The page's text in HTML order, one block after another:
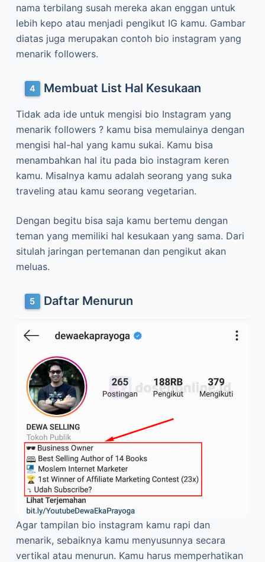
nama terbilang susah mereka akan enggan untuk
lebih kepo atau menjadi pengikut IG kamu. Gambar
diatas juga merupakan contoh bio instagram yang
menarik followers.
Membuat List Hal Kesukaan
Tidak ada ide untuk mengisi bio Instagram yang
menarik followers ? kamu bisa memulainya dengan
mengisi hal-hal yang kamu sukai. Kamu bisa
menambahkan hal itu pada bio instagram keren
kamu. Misalnya kamu adalah seorang yang suka
traveling atau kamu seorang vegetarian.
Dengan begitu bisa saja kamu bertemu dengan
teman yang memiliki hal kesukaan yang sama. Dari
situlah jaringan pertemanan dan pengikut akan
meluas.
Daftar Menurun
Agar tampilan bio instagram kamu rapi dan
menarik, sebaiknya kamu menyusunnya secara
vertikal atau menurun. Kamu harus memperhatikan